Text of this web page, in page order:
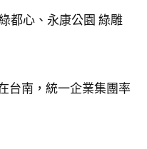
都心、永康公園 綠雕
台南，統一企業集團率